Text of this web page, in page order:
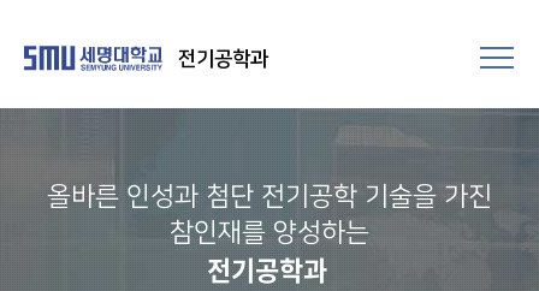
전기공학과
올바른 인성과 첨단 전기공학 기술을 가진
참인재를 양성하는
전기공학과